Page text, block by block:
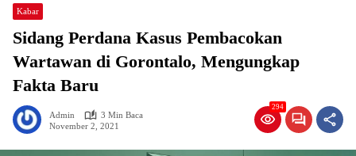
Kabar
Sidang Perdana Kasus Pembacokan
Wartawan di Gorontalo, Mengungkap
Fakta Baru
Admin
3 Min Baca
November 2, 2021
294